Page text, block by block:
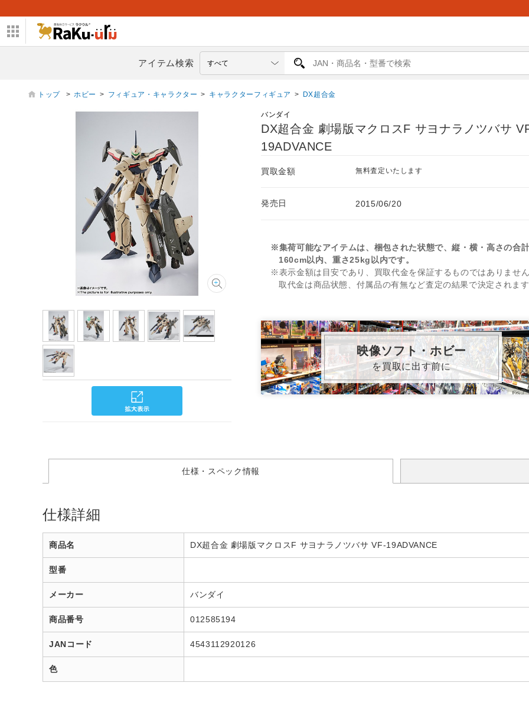
アイテム検索
トップ > ホビー > フィギュア・キャラクター > キャラクターフィギュア > DX超合金
バンダイ
DX超合金 劇場版マクロスF サヨナラノツバサ
19ADVANCE
買取金額 無料査定いたします
発売日 2015/06/20
※集荷可能なアイテムは、梱包された状態で、縦・横・高さの合
160cm以内、重さ25kg以内です。
※表示金額は目安であり、買取代金を保証するものではありませ
取代金は商品状態、付属品の有無など査定の結果で決定されま
映像ソフト・ホビー
を買取に出す前に
仕様・スペック情報
仕様詳細
商品名 DX超合金 劇場版マクロスF サヨナラノツバサ VF-19ADVANCE
型番
メーカー バンダイ
商品番号 012585194
JANコード 4543112920126
色